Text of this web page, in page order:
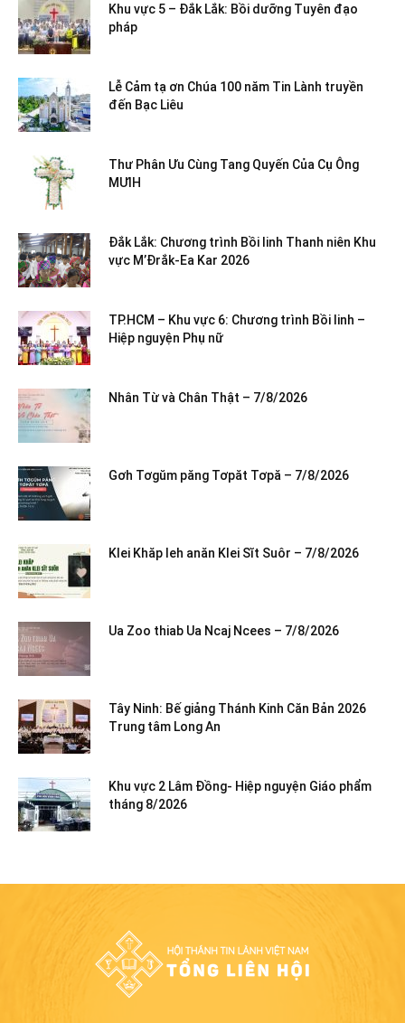
Khu vực 5 – Đắk Lắk: Bồi dưỡng Tuyên đạo
pháp
Lễ Cảm tạ ơn Chúa 100 năm Tin Lành truyền
đến Bạc Liêu
Thư Phân Ưu Cùng Tang Quyến Của Cụ Ông
MƯIH
Đắk Lắk: Chương trình Bồi linh Thanh niên Khu
vực M’Đrắk-Ea Kar 2026
TP.HCM – Khu vực 6: Chương trình Bồi linh –
Hiệp nguyện Phụ nữ
Nhân Từ và Chân Thật – 7/8/2026
Gơh Tơgŭm păng Tơpăt Tơpă – 7/8/2026
Klei Khăp leh anăn Klei Sĭt Suôr – 7/8/2026
Ua Zoo thiab Ua Ncaj Ncees – 7/8/2026
Tây Ninh: Bế giảng Thánh Kinh Căn Bản 2026
Trung tâm Long An
Khu vực 2 Lâm Đồng- Hiệp nguyện Giáo phẩm
tháng 8/2026